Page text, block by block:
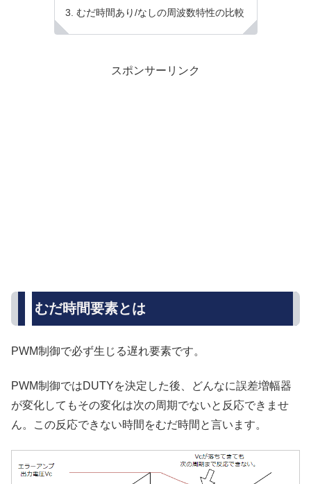
むだ時間あり/なしの周波数特性の比較
スポンサーリンク
むだ時間要素とは
PWM制御で必ず生じる遅れ要素です。
PWM制御ではDUTYを決定した後、どんなに誤差増幅器
が変化してもその変化は次の周期でないと反応できませ
ん。この反応できない時間をむだ時間と言います。